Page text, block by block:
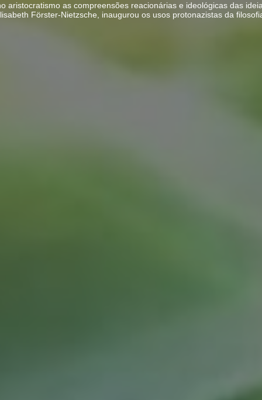
aristocratismo as compreensões reacionárias e ideológicas das
Förster-Nietzsche, inaugurou os usos protonazistas da